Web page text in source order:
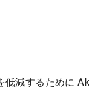
減するために